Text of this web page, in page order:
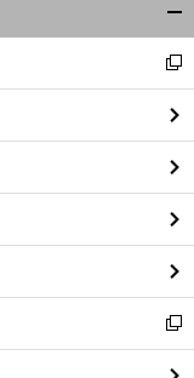
前
閉
る
新
し
い
ウ
ィ
ン
ド
ウ
で
開
く
新
し